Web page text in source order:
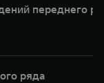
переднего
ряда